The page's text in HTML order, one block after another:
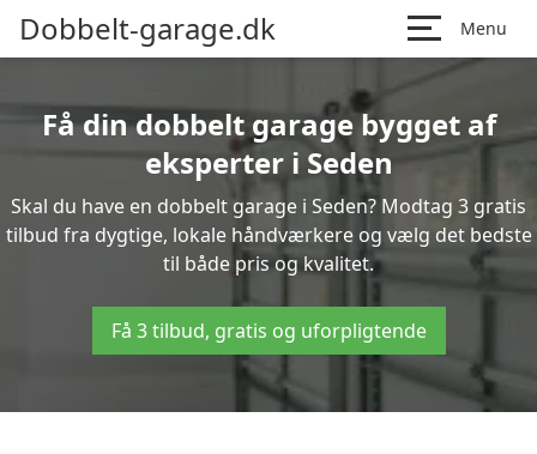
Dobbelt-garage.dk Menu
Få din dobbelt garage bygget af
eksperter i Seden
Skal du have en dobbelt garage i Seden? Modtag 3 gratis
tilbud fra dygtige, lokale håndværkere og vælg det bedste
til både pris og kvalitet.
Få 3 tilbud, gratis og uforpligtende